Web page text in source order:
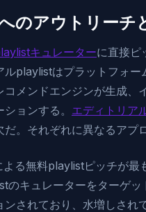
のアウトリー
キュレーターに直接ピ
ルplaylistはプラットフォ
コメンドエンジンが生成
ョンする。 エディトリア
。それぞれに異なるアプ
る無料playlistピッチが最
キュレーターをターゲ
されており、水増しされ